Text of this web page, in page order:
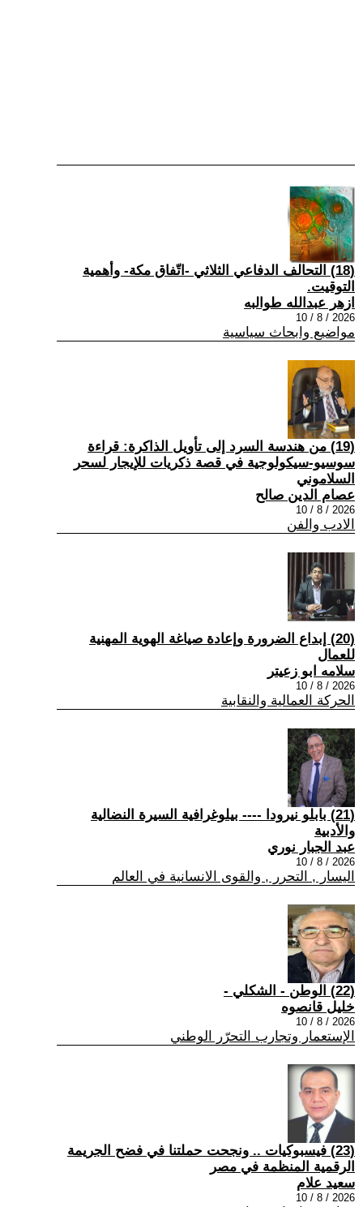
(18) التحالف الدفاعي الثلاثي -اتّفاق مكة- وأهمية
التوقيت.
ازهر عبدالله طوالبه
2026 / 8 / 10
مواضيع وابحاث سياسية
(19) من هندسة السرد إلى تأويل الذاكرة: قراءة
سوسيو-سيكولوجية في قصة ذكريات للإيجار لسحر
السلاموني
عصام الدين صالح
2026 / 8 / 10
الادب والفن
(20) إبداع الضرورة وإعادة صياغة الهوية المهنية
للعمال
سلامه ابو زعيتر
2026 / 8 / 10
الحركة العمالية والنقابية
(21) بابلو نيرودا ---- بيلوغرافية السيرة النضالية
والأدبية
عبد الجبار نوري
2026 / 8 / 10
اليسار , التحرر , والقوى الانسانية في العالم
(22) الوطن - الشكلي -
خليل قانصوه
2026 / 8 / 10
الإستعمار وتجارب التحرّر الوطني
(23) فيسبوكيات .. ونجحت حملتنا في فضح الجريمة
الرقمية المنظمة في مصر
سعيد علام
2026 / 8 / 10